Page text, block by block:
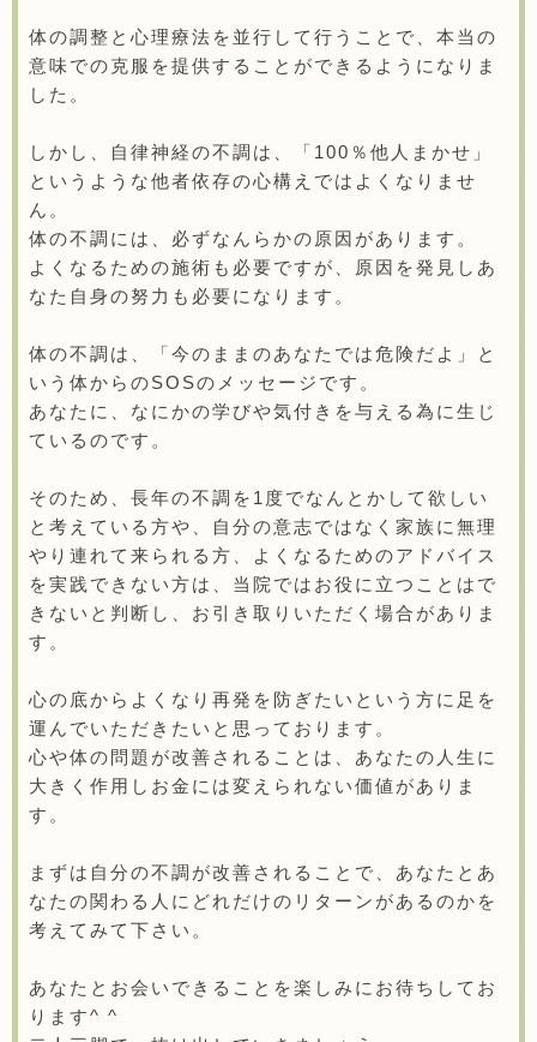
体の調整と心理療法を並行して行うことで、本当の
意味での克服を提供することができるようになりま
した。
しかし、自律神経の不調は、「100％他人まかせ」
というような他者依存の心構えではよくなりませ
ん。
体の不調には、必ずなんらかの原因があります。
よくなるための施術も必要ですが、原因を発見しあ
なた自身の努力も必要になります。
体の不調は、「今のままのあなたでは危険だよ」と
いう体からのSOSのメッセージです。
あなたに、なにかの学びや気付きを与える為に生じ
ているのです。
そのため、長年の不調を1度でなんとかして欲しい
と考えている方や、自分の意志ではなく家族に無理
やり連れて来られる方、よくなるためのアドバイス
を実践できない方は、当院ではお役に立つことはで
きないと判断し、お引き取りいただく場合がありま
す。
心の底からよくなり再発を防ぎたいという方に足を
運んでいただきたいと思っております。
心や体の問題が改善されることは、あなたの人生に
大きく作用しお金には変えられない価値がありま
す。
まずは自分の不調が改善されることで、あなたとあ
なたの関わる人にどれだけのリターンがあるのかを
考えてみて下さい。
あなたとお会いできることを楽しみにお待ちしてお
ります^ ^